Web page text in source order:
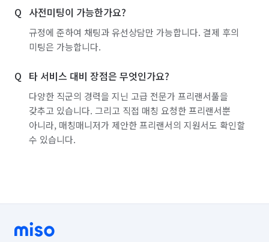
사전미팅이 가능한가요?
규정에 준하여 채팅과 유선상담만 가능합니다. 결제 후의
미팅은 가능합니다.
타 서비스 대비 장점은 무엇인가요?
다양한 직군의 경력을 지닌 고급 전문가 프리랜서풀을
갖추고 있습니다. 그리고 직접 매칭 요청한 프리랜서뿐
아니라, 매칭매니저가 제안한 프리랜서의 지원서도 확인할
수 있습니다.